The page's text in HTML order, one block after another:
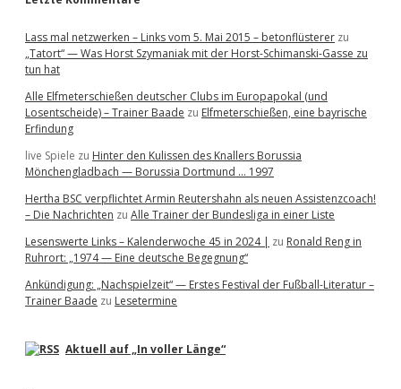
Lass mal netzwerken – Links vom 5. Mai 2015 – betonflüsterer zu
„Tatort“ — Was Horst Szymaniak mit der Horst-Schimanski-Gasse zu
tun hat
Alle Elfmeterschießen deutscher Clubs im Europapokal (und
Losentscheide) – Trainer Baade zu Elfmeterschießen, eine bayrische
Erfindung
live Spiele zu Hinter den Kulissen des Knallers Borussia
Mönchengladbach — Borussia Dortmund … 1997
Hertha BSC verpflichtet Armin Reutershahn als neuen Assistenzcoach!
– Die Nachrichten zu Alle Trainer der Bundesliga in einer Liste
Lesenswerte Links – Kalenderwoche 45 in 2024 | zu Ronald Reng in
Ruhrort: „1974 — Eine deutsche Begegnung“
Ankündigung: „Nachspielzeit“ — Erstes Festival der Fußball-Literatur –
Trainer Baade zu Lesetermine
Aktuell auf „In voller Länge“